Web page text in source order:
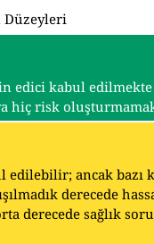
Düzeyleri
edici kabul
hiç risk
edilebilir; ancak bazı
derecede
derecede sağlık